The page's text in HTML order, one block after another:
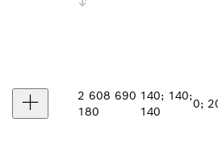
2 608 690
180
140; 140;
140
0;